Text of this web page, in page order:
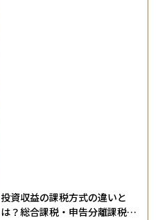
投資収益の課税方式の違いと
は？総合課税・申告分離課税・